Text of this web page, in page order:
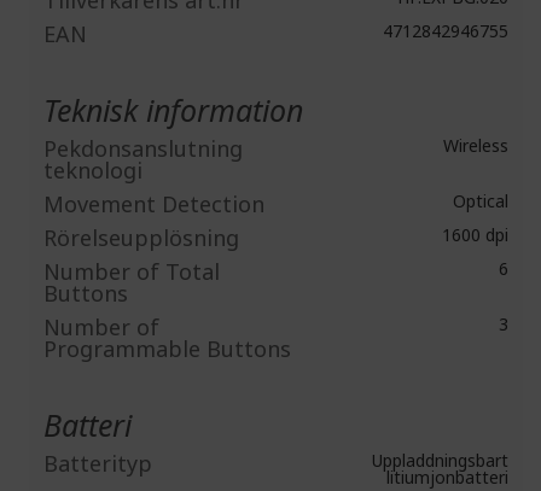
EAN 4712842946755
Teknisk information
Pekdonsanslutning
teknologi
Wireless
Movement Detection Optical
Rörelseupplösning 1600 dpi
Number of Total
Buttons
6
Number of
Programmable Buttons
3
Batteri
Batterityp Uppladdningsbart
litiumjonbatteri